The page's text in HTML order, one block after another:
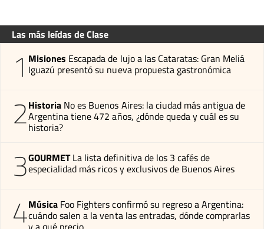
Las más leídas de Clase
1 Misiones Escapada de lujo a las Cataratas: Gran Meliá
Iguazú presentó su nueva propuesta gastronómica
2Historia No es Buenos Aires: la ciudad más antigua de
Argentina tiene 472 años, ¿dónde queda y cuál es su
historia?
3GOURMET La lista definitiva de los 3 cafés de
especialidad más ricos y exclusivos de Buenos Aires
4Música Foo Fighters confirmó su regreso a Argentina:
cuándo salen a la venta las entradas, dónde comprarlas